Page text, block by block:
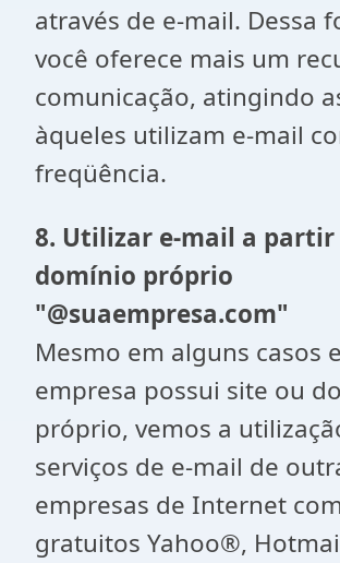
através de e-mail. Dessa
você oferece mais um
comunicação, atingindo
àqueles utilizam e-mail
freqüência.
8. Utilizar e-mail a partir
domínio próprio
"@suaempresa.com"
Mesmo em alguns casos
empresa possui site ou
próprio, vemos a
serviços de e-mail de
empresas de Internet
gratuitos Yahoo®,